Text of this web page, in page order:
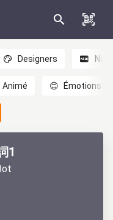
Designers
Animé 😊 Émotions
1